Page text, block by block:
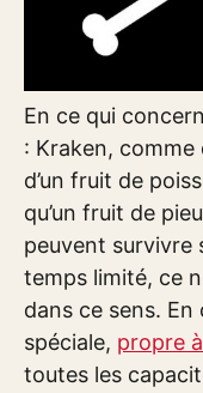
En ce qui
: Kraken, comme
d’un fruit de
qu’un fruit de
peuvent survivre
temps limité, ce
dans ce sens.
spéciale, propre
toutes les